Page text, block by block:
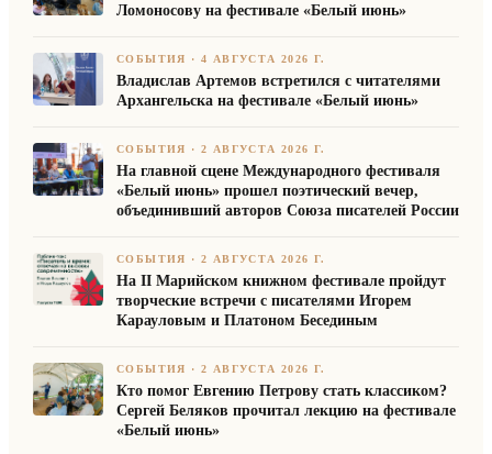
Ломоносову на фестивале «Белый июнь»
СОБЫТИЯ ·4 АВГУСТА 2026 Г.
Владислав Артемов встретился с читателями
Архангельска на фестивале «Белый июнь»
СОБЫТИЯ ·2 АВГУСТА 2026 Г.
На главной сцене Международного фестиваля
«Белый июнь» прошел поэтический вечер,
объединивший авторов Союза писателей России
СОБЫТИЯ ·2 АВГУСТА 2026 Г.
На II Марийском книжном фестивале пройдут
творческие встречи с писателями Игорем
Карауловым и Платоном Бесединым
СОБЫТИЯ ·2 АВГУСТА 2026 Г.
Кто помог Евгению Петрову стать классиком?
Сергей Беляков прочитал лекцию на фестивале
«Белый июнь»